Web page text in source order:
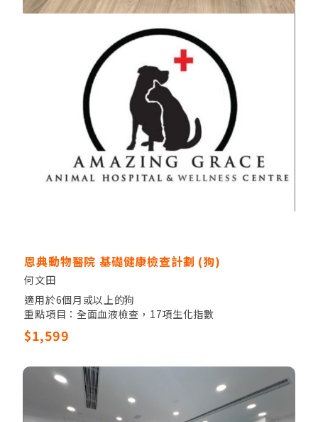
恩典動物醫院 基礎健康檢查計劃 (狗)
何文田
適用於6個月或以上的狗
重點項目：全面血液檢查，17項生化指數
其他項目：獸醫觸診，電解質檢驗 (Lyte4)，尿液檢測
$1,599